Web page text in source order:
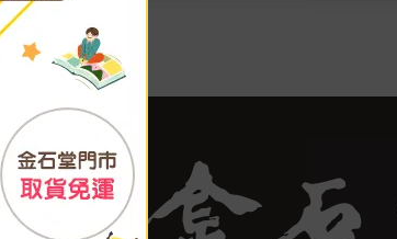
務
應商